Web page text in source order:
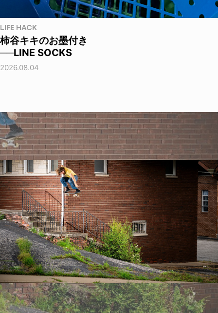
LIFE HACK
柿谷キキのお墨付き
──LINE SOCKS
2026.08.04